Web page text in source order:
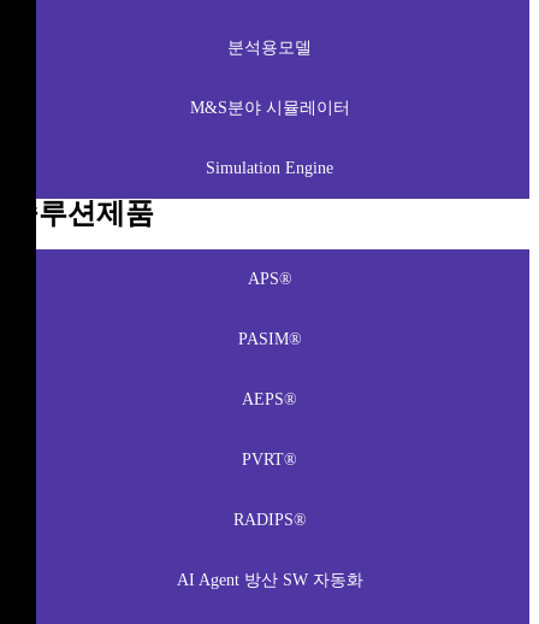
분석용모델
M&S분야 시뮬레이터
Simulation Engine
솔루션제품
APS®
PASIM®
AEPS®
PVRT®
RADIPS®
AI Agent 방산 SW 자동화